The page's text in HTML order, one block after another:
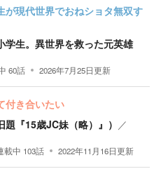
が現代世界でおねショタ無双す
学生。異世界を救った元英雄
60話 2026年7月25日更新
付き合いたい
『15歳JC妹（略）』） ／
載中 103話 2022年11月16日更新